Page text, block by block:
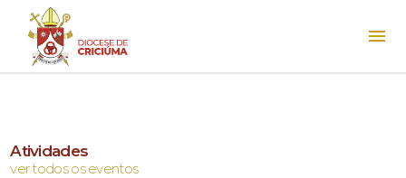
Atividades
ver todos os eventos